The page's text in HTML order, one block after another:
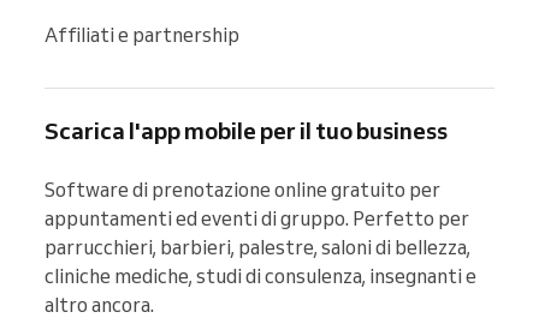
Affiliati e partnership
Scarica l'app mobile per il tuo business
Software di prenotazione online gratuito per
appuntamenti ed eventi di gruppo. Perfetto per
parrucchieri, barbieri, palestre, saloni di bellezza,
cliniche mediche, studi di consulenza, insegnanti e
altro ancora.